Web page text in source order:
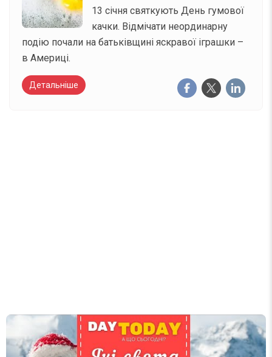
13 січня святкують День гумової
качки. Відмічати неординарну
подію почали на батьківщині яскравої іграшки –
в Америці.
Детальніше